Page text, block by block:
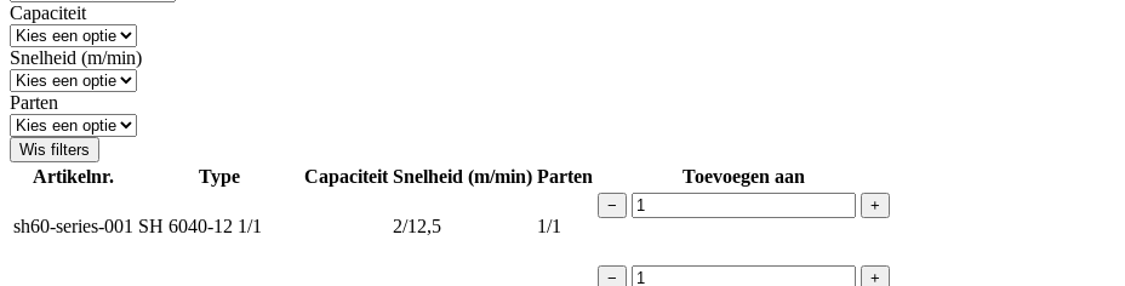
Capaciteit
Snelheid (m/min)
Parten
Wis filters
Artikelnr. Type Capaciteit Snelheid (m/min) Parten Toevoegen aan
sh60-series-001 SH 6040-12 1/1 2/12,5 1/1
− +
− +